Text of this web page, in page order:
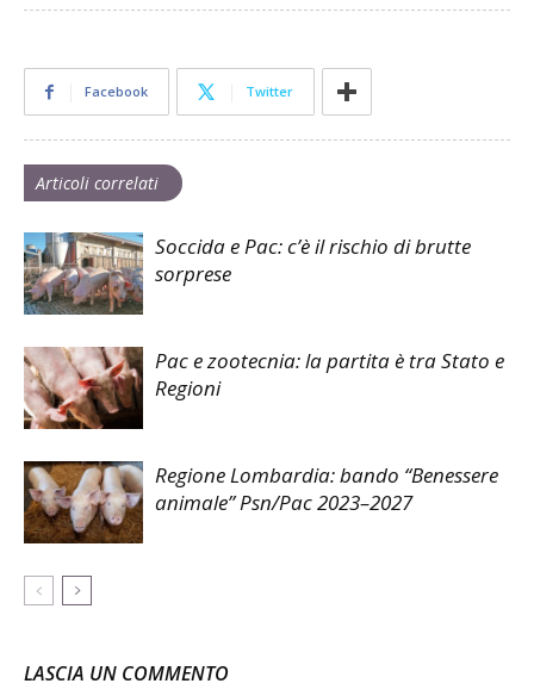
Facebook Twitter
Articoli correlati
Soccida e Pac: c’è il rischio di brutte
sorprese
Pac e zootecnia: la partita è tra Stato e
Regioni
Regione Lombardia: bando “Benessere
animale” Psn/Pac 2023–2027
LASCIA UN COMMENTO